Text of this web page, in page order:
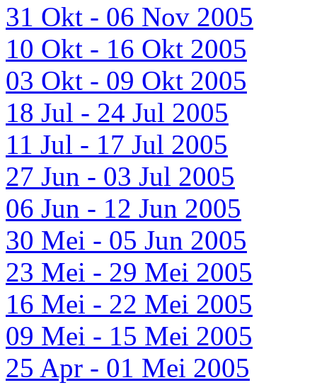
31 Okt - 06 Nov 2005
10 Okt - 16 Okt 2005
03 Okt - 09 Okt 2005
18 Jul - 24 Jul 2005
11 Jul - 17 Jul 2005
27 Jun - 03 Jul 2005
06 Jun - 12 Jun 2005
30 Mei - 05 Jun 2005
23 Mei - 29 Mei 2005
16 Mei - 22 Mei 2005
09 Mei - 15 Mei 2005
25 Apr - 01 Mei 2005